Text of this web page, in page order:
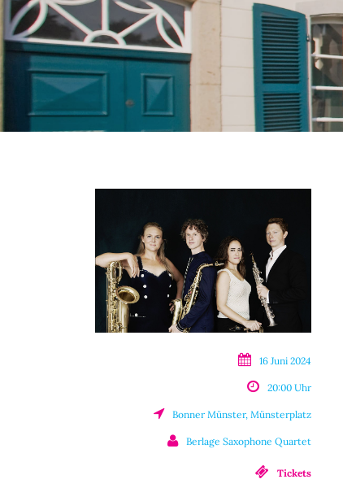
16 Juni 2024
20:00 Uhr
Bonner Münster, Münsterplatz
Berlage Saxophone Quartet
Tickets